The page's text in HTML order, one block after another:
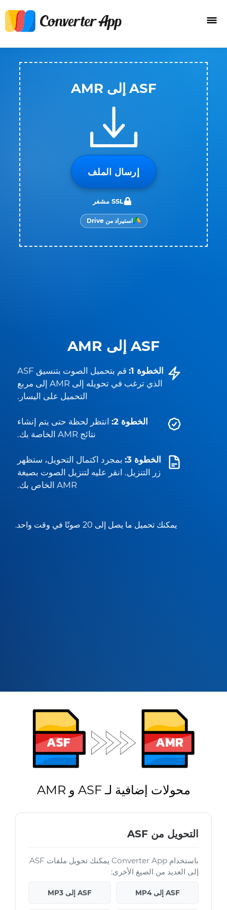
ASF إلى AMR
الخطوة 1:
قم بتحميل الصوت بتنسيق ASF
الذي ترغب في تحويله إلى AMR إلى مربع
التحميل على اليسار.
الخطوة 2:
انتظر لحظة حتى يتم إنشاء
نتائج AMR الخاصة بك.
الخطوة 3:
بمجرد اكتمال التحويل، ستظهر
زر التنزيل. انقر عليه لتنزيل الصوت بصيغة
AMR الخاص بك.
يمكنك تحميل ما يصل إلى 20 صوتًا في وقت واحد.
ASF إلى AMR
إرسال الملف
SSL مشفر
استيراد من Drive
محولات إضافية لـ ASF و AMR
التحويل من ASF
باستخدام Converter App يمكنك تحويل ملفات ASF
إلى العديد من الصيغ الأخرى:
ASF إلى MP4 ASF إلى MP3